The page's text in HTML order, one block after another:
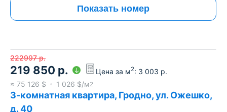
Показать номер
222997 р.
219 850 р. Цена за м2: 3 003 р.
≈ 75 126 $ 1 026 $/м2
3-комнатная квартира, Гродно, ул. Ожешко,
д. 40